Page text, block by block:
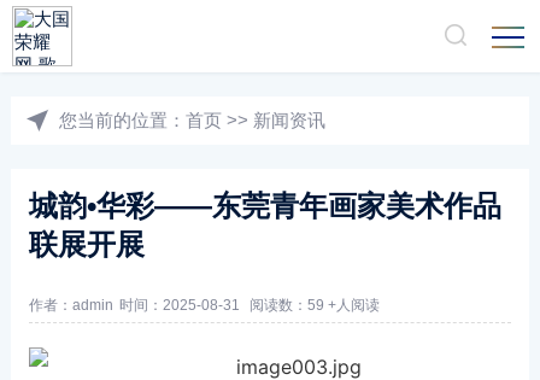
您当前的位置： 首页 >> 新闻资讯
城韵•华彩——东莞青年画家美术作品
联展开展
作者：admin 时间：2025-08-31 阅读数：59 +人阅读